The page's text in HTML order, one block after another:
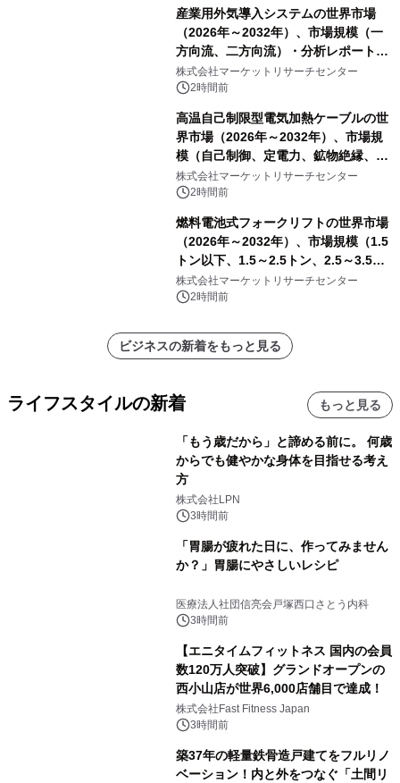
産業用外気導入システムの世界市場
（2026年～2032年）、市場規模（一
方向流、二方向流）・分析レポートを
発表
株式会社マーケットリサーチセンター
2時間前
高温自己制限型電気加熱ケーブルの世
界市場（2026年～2032年）、市場規
模（自己制御、定電力、鉱物絶縁、表
皮効果）・分析レポートを発表
株式会社マーケットリサーチセンター
2時間前
燃料電池式フォークリフトの世界市場
（2026年～2032年）、市場規模（1.5
トン以下、1.5～2.5トン、2.5～3.5ト
ン、3.5～5.0トン、その他）・分析レ
ポートを発表
株式会社マーケットリサーチセンター
2時間前
ビジネスの新着をもっと見る
ライフスタイルの新着 もっと見る
「もう歳だから」と諦める前に。 何歳
からでも健やかな身体を目指せる考え
方
株式会社LPN
3時間前
「胃腸が疲れた日に、作ってみません
か？」胃腸にやさしいレシピ
医療法人社団信亮会戸塚西口さとう内科
3時間前
【エニタイムフィットネス 国内の会員
数120万人突破】グランドオープンの
西小山店が世界6,000店舗目で達成！
株式会社Fast Fitness Japan
3時間前
築37年の軽量鉄骨造戸建てをフルリノ
ベーション！内と外をつなぐ「土間リ